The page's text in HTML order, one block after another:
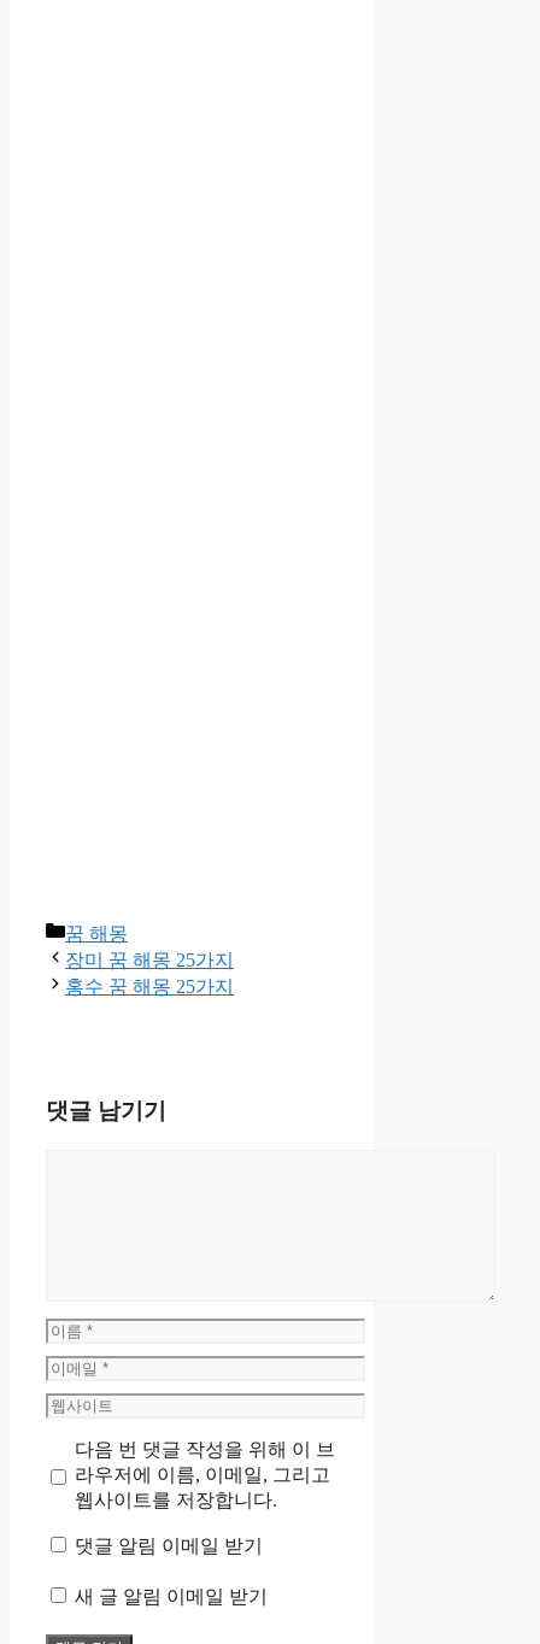
카
테
고
꿈 해몽
장미 꿈 해몽 25가지
홍수 꿈 해몽 25가지
댓글 남기기
이
름
이
메
일
웹
트
다음 번 댓글 작성을 위해 이 브
라우저에 이름, 이메일, 그리고
웹사이트를 저장합니다.
댓글 알림 이메일 받기
새 글 알림 이메일 받기